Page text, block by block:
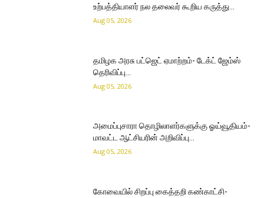
உற்பத்தியாளர் நல தலைவர் கூறிய கருத்து…
Aug 05, 2026
தமிழக அரசு பட்ஜெட் ஏமாற்றம்- டேக்ட் ஜேம்ஸ்
தெரிவிப்பு…
Aug 05, 2026
அமைப்புசாரா தொழிலாளர்களுக்கு ஓய்வூதியம்-
மாவட்ட ஆட்சியரின் அறிவிப்பு…
Aug 05, 2026
கோவையில் சிறப்பு கைத்தறி கண்காட்சி-